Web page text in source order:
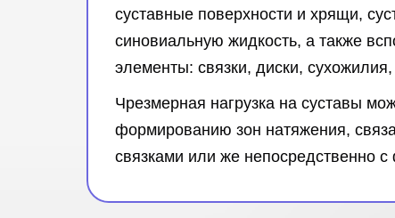
суставные поверхности и хрящи,
синовиальную жидкость, а также
элементы: связки, диски,
Чрезмерная нагрузка на суставы
формированию зон натяжения,
связками или же непосредственно с